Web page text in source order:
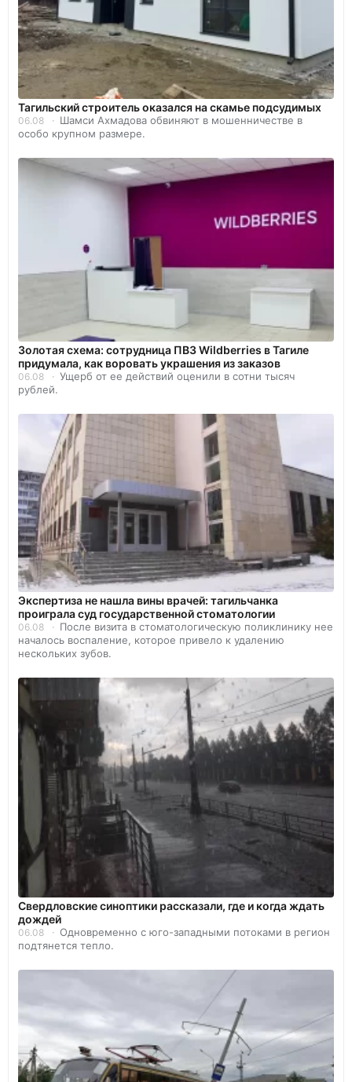
Тагильский строитель оказался на скамье подсудимых
06.08
Шамси Ахмадова обвиняют в мошенничестве в
особо крупном размере.
Золотая схема: сотрудница ПВЗ Wildberries в Тагиле
придумала, как воровать украшения из заказов
06.08
Ущерб от ее действий оценили в сотни тысяч
рублей.
Экспертиза не нашла вины врачей: тагильчанка
проиграла суд государственной стоматологии
06.08
После визита в стоматологическую поликлинику нее
началось воспаление, которое привело к удалению
нескольких зубов.
Свердловские синоптики рассказали, где и когда ждать
дождей
06.08
Одновременно с юго-западными потоками в регион
подтянется тепло.